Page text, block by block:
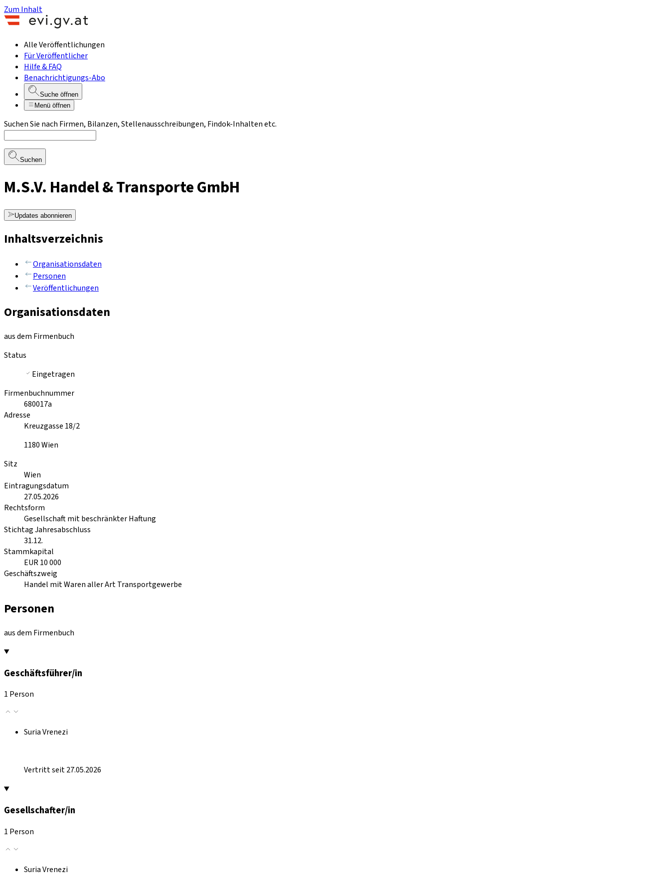
Zum Inhalt
Alle Veröffentlichungen
Für Veröffentlicher
Hilfe & FAQ
Benachrichtigungs-Abo
Suche öffnen
Menü öffnen
Suchen Sie nach Firmen, Bilanzen, Stellenausschreibungen, Findok-Inhalten etc.
Suchen
M.S.V. Handel & Transporte GmbH
Updates abonnieren
Inhaltsverzeichnis
Organisationsdaten
Personen
Veröffentlichungen
Organisationsdaten
aus dem Firmenbuch
Status
Eingetragen
Firmenbuchnummer
680017a
Adresse
Kreuzgasse 18/2
1180Wien
Sitz
Wien
Eintragungsdatum
27.05.2026
Rechtsform
Gesellschaft mit beschränkter Haftung
Stichtag Jahresabschluss
31.12.
Stammkapital
EUR 10 000
Geschäftszweig
Handel mit Waren aller Art Transportgewerbe
Personen
aus dem Firmenbuch
Geschäftsführer/in
1 Person
Suria Vrenezi
Vertritt seit 27.05.2026
Gesellschafter/in
1 Person
Suria Vrenezi